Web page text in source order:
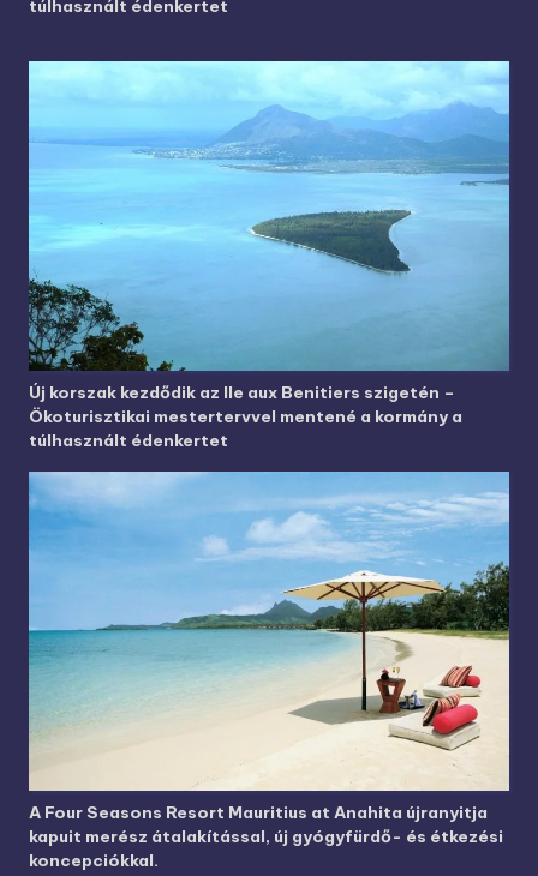
túlhasznált édenkertet
Új korszak kezdődik az Ile aux Benitiers szigetén –
Ökoturisztikai mestertervvel mentené a kormány a
túlhasznált édenkertet
A Four Seasons Resort Mauritius at Anahita újranyitja
kapuit merész átalakítással, új gyógyfürdő- és étkezési
koncepciókkal.